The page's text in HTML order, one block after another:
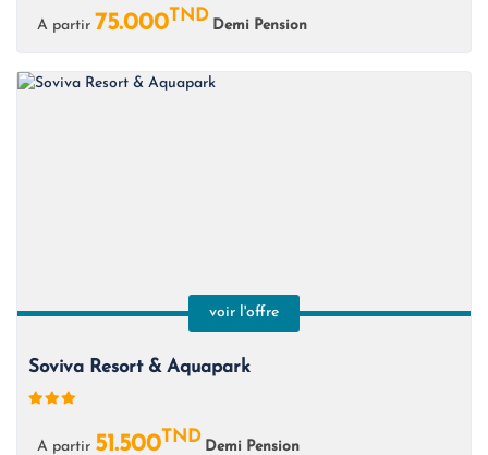
A partir 75.000TND
Demi Pension
voir l'offre
Soviva Resort & Aquapark
A partir 51.500TND
Demi Pension